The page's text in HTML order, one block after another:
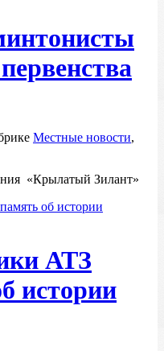
Местные новости,
«Крылатый Зилант»
АТЗ
истории